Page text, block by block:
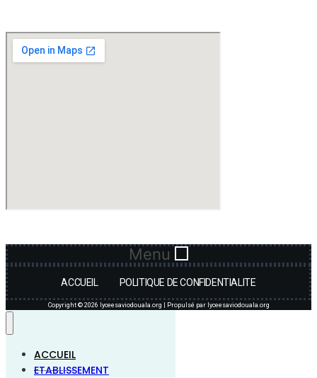
Menu
ACCUEIL POLITIQUE DE CONFIDENTIALITE
Copyright © 2026 lyceesaviodouala.org | Propulsé par lyceesaviodouala.org
ACCUEIL
ETABLISSEMENT